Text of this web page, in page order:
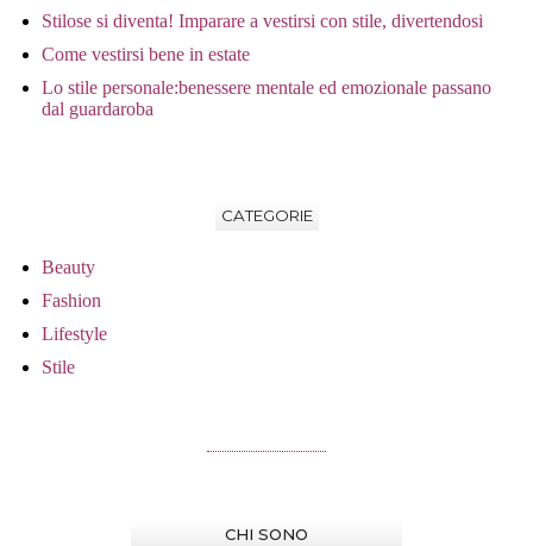
Stilose si diventa! Imparare a vestirsi con stile, divertendosi
Come vestirsi bene in estate
Lo stile personale:benessere mentale ed emozionale passano
dal guardaroba
CATEGORIE
Beauty
Fashion
Lifestyle
Stile
CHI SONO